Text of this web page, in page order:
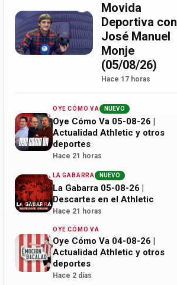
Movida
Deportiva con
José Manuel
Monje
(05/08/26)
Hace 17 horas
OYE CÓMO VA NUEVO
Oye Cómo Va 05-08-26 |
Actualidad Athletic y otros
deportes
Hace 21 horas
LA GABARRA NUEVO
La Gabarra 05-08-26 |
Descartes en el Athletic
Hace 21 horas
OYE CÓMO VA
Oye Cómo Va 04-08-26 |
Actualidad Athletic y otros
deportes
Hace 2 días